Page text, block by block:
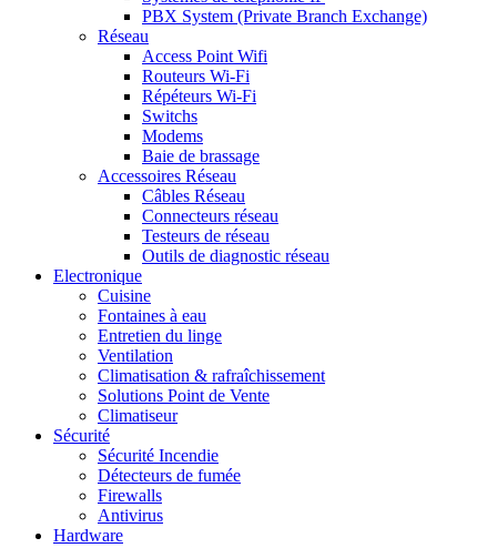
PBX System (Private Branch Exchange)
Réseau
Access Point Wifi
Routeurs Wi-Fi
Répéteurs Wi-Fi
Switchs
Modems
Baie de brassage
Accessoires Réseau
Câbles Réseau
Connecteurs réseau
Testeurs de réseau
Outils de diagnostic réseau
Electronique
Cuisine
Fontaines à eau
Entretien du linge
Ventilation
Climatisation & rafraîchissement
Solutions Point de Vente
Climatiseur
Sécurité
Sécurité Incendie
Détecteurs de fumée
Firewalls
Antivirus
Hardware